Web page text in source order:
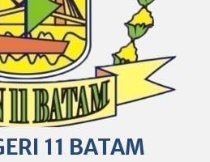
11 BATAM